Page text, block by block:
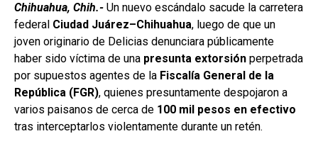
Chihuahua, Chih.- Un nuevo escándalo sacude la carretera
federal Ciudad Juárez–Chihuahua, luego de que un
joven originario de Delicias denunciara públicamente
haber sido víctima de una presunta extorsión perpetrada
por supuestos agentes de la Fiscalía General de la
República (FGR), quienes presuntamente despojaron a
varios paisanos de cerca de 100 mil pesos en efectivo
tras interceptarlos violentamente durante un retén.